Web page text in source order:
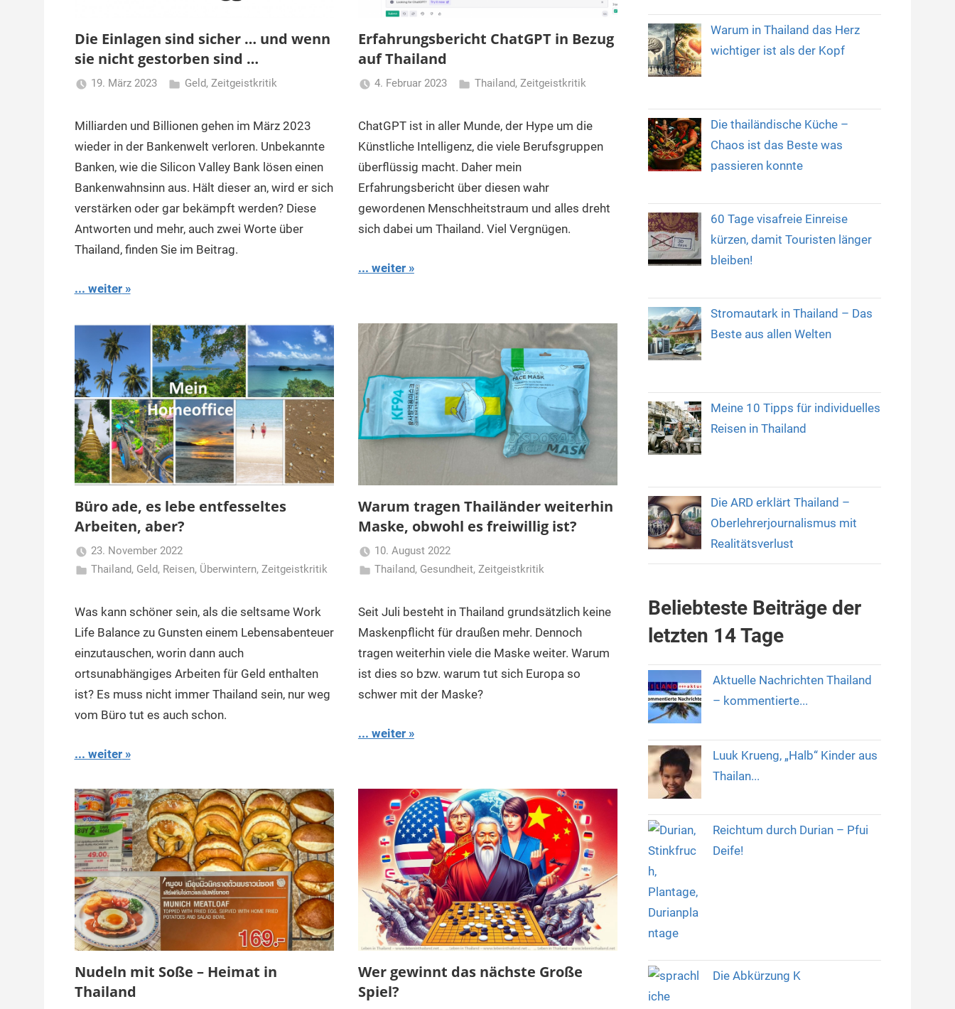
Die Einlagen sind sicher … und wenn
sie nicht gestorben sind …
19. März 2023
Geld, Zeitgeistkritik
Milliarden und Billionen gehen im März 2023
wieder in der Bankenwelt verloren. Unbekannte
Banken, wie die Silicon Valley Bank lösen einen
Bankenwahnsinn aus. Hält dieser an, wird er sich
verstärken oder gar bekämpft werden? Diese
Antworten und mehr, auch zwei Worte über
Thailand, finden Sie im Beitrag.
... weiter
Erfahrungsbericht ChatGPT in Bezug
auf Thailand
4. Februar 2023
Thailand, Zeitgeistkritik
ChatGPT ist in aller Munde, der Hype um die
Künstliche Intelligenz, die viele Berufsgruppen
überflüssig macht. Daher mein
Erfahrungsbericht über diesen wahr
gewordenen Menschheitstraum und alles dreht
sich dabei um Thailand. Viel Vergnügen.
... weiter
Büro ade, es lebe entfesseltes
Arbeiten, aber?
23. November 2022
Matt
Thailand, Geld, Reisen, Überwintern, Zeitgeistkritik
Was kann schöner sein, als die seltsame Work
Life Balance zu Gunsten einem Lebensabenteuer
einzutauschen, worin dann auch
ortsunabhängiges Arbeiten für Geld enthalten
ist? Es muss nicht immer Thailand sein, nur weg
vom Büro tut es auch schon.
... weiter
Warum tragen Thailänder weiterhin
Maske, obwohl es freiwillig ist?
10. August 2022
Matt
Thailand, Gesundheit,Zeitgeistkritik
Seit Juli besteht in Thailand grundsätzlich keine
Maskenpflicht für draußen mehr. Dennoch
tragen weiterhin viele die Maske weiter. Warum
ist dies so bzw. warum tut sich Europa so
schwer mit der Maske?
... weiter
Nudeln mit Soße – Heimat in
Thailand
Wer gewinnt das nächste Große
Spiel?
Warum in Thailand das Herz
wichtiger ist als der Kopf
Die thailändische Küche –
Chaos ist das Beste was
passieren konnte
60 Tage visafreie Einreise
kürzen, damit Touristen länger
bleiben!
Stromautark in Thailand – Das
Beste aus allen Welten
Meine 10 Tipps für individuelles
Reisen in Thailand
Die ARD erklärt Thailand –
Oberlehrerjournalismus mit
Realitätsverlust
Beliebteste Beiträge der
letzten 14 Tage
Aktuelle Nachrichten Thailand
– kommentierte...
Luuk Krueng, „Halb“ Kinder aus
Thailan...
Reichtum durch Durian – Pfui
Deife!
Die Abkürzung K